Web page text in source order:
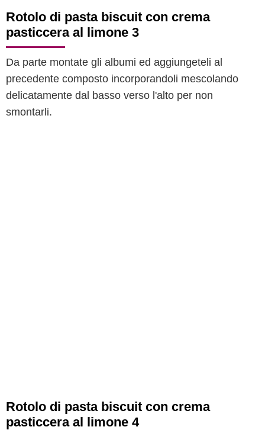
Rotolo di pasta biscuit con crema
pasticcera al limone 3
Da parte montate gli albumi ed aggiungeteli al
precedente composto incorporandoli mescolando
delicatamente dal basso verso l'alto per non
smontarli.
Rotolo di pasta biscuit con crema
pasticcera al limone 4